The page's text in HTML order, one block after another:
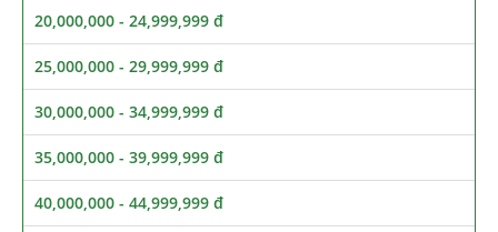
20,000,000 - 24,999,999 đ
25,000,000 - 29,999,999 đ
30,000,000 - 34,999,999 đ
35,000,000 - 39,999,999 đ
40,000,000 - 44,999,999 đ